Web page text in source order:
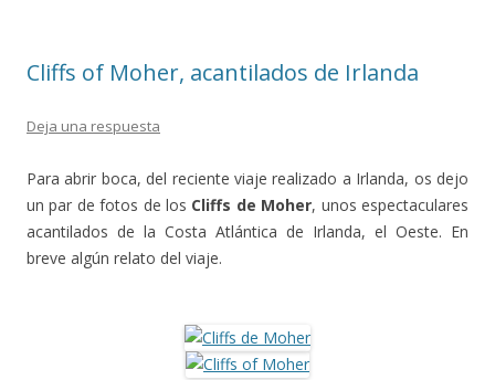
Cliffs of Moher, acantilados de Irlanda
Deja una respuesta
Para abrir boca, del reciente viaje realizado a Irlanda, os dejo
un par de fotos de los Cliffs de Moher, unos espectaculares
acantilados de la Costa Atlántica de Irlanda, el Oeste. En
breve algún relato del viaje.